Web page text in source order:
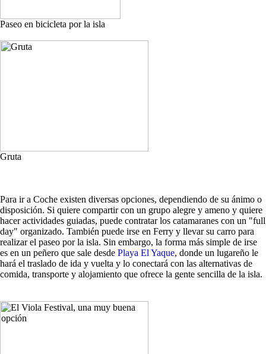
Paseo en bicicleta por la isla
Gruta
Para ir a Coche existen diversas opciones, dependiendo de su ánimo o
disposición. Si quiere compartir con un grupo alegre y ameno y quiere
hacer actividades guiadas, puede contratar los catamaranes con un "full
day" organizado. También puede irse en Ferry y llevar su carro para
realizar el paseo por la isla. Sin embargo, la forma más simple de irse
es en un peñero que sale desde Playa El Yaque, donde un lugareño le
hará el traslado de ida y vuelta y lo conectará con las alternativas de
comida, transporte y alojamiento que ofrece la gente sencilla de la isla.